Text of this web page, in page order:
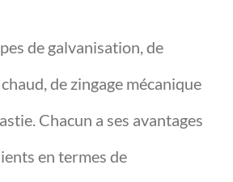
de galvanisation, de
de zingage mécanique
Chacun a ses avantages
en termes de